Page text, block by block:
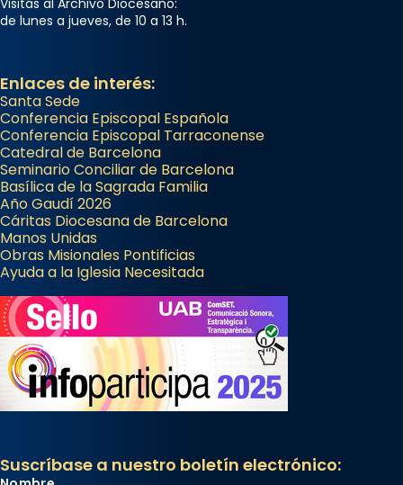
de lunes a jueves, de 10 a 13 h.
Enlaces de interés:
Santa Sede
Conferencia Episcopal Española
Conferencia Episcopal Tarraconense
Catedral de Barcelona
Seminario Conciliar de Barcelona
Basílica de la Sagrada Familia
Año Gaudí 2026
Cáritas Diocesana de Barcelona
Manos Unidas
Obras Misionales Pontificias
Ayuda a la Iglesia Necesitada
Suscríbase a nuestro boletín electrónico: